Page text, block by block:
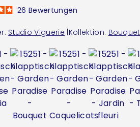
Studio Viguerie Kollektion: Bouquet
26 Bewertungen